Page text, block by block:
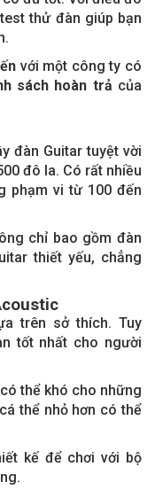
thử đàn giúp bạn
với một công ty có
sách hoàn trả của
đàn Guitar tuyệt vời
đô la. Có rất nhiều
phạm vi từ 100 đến
chỉ bao gồm đàn
thiết yếu, chẳng
trên sở thích. Tuy
tốt nhất cho người
thể khó cho những
thể nhỏ hơn có thể
kế để chơi với bộ